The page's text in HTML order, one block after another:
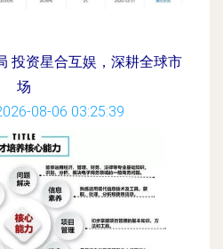
投资星合互娱，深耕全球市
场
08-06 03:25:39